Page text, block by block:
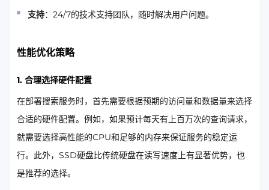
支持：24/7的技术支持团队，随时解决用户问题。
性能优化策略
1. 合理选择硬件配置
在部署搜索服务时，首先需要根据预期的访问量和数据量来选择
合适的硬件配置。例如，如果预计每天有上百万次的查询请求，
就需要选择高性能的CPU和足够的内存来保证服务的稳定运
行。此外，SSD硬盘比传统硬盘在读写速度上有显著优势，也
是推荐的选择。